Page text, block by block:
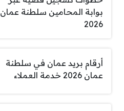
بوابة المحامين سلطنة عمان
2026
أرقام بريد عمان في سلطنة
عمان 2026 خدمة العملاء